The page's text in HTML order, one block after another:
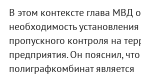
В этом контексте глава МВД
необходимость установления
пропускного контроля на
предприятия. Он пояснил, что
полиграфкомбинат является